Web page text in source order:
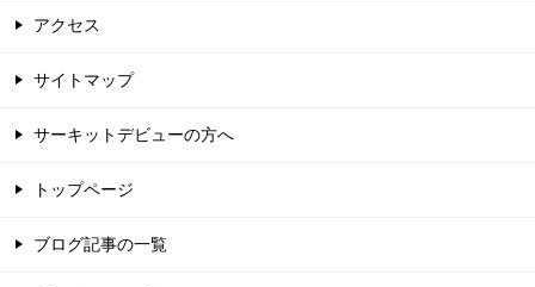
アクセス
サイトマップ
サーキットデビューの方へ
トップページ
ブログ記事の一覧